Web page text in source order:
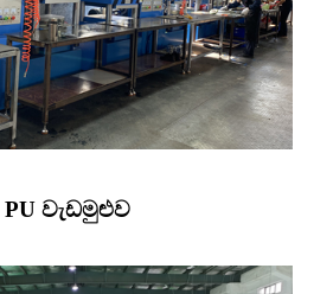
PU වැඩමුළුව